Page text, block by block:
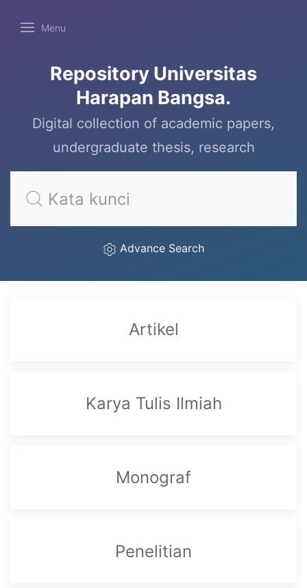
Menu
Repository Universitas
Harapan Bangsa.
Digital collection of academic papers,
undergraduate thesis, research
Advance Search
Artikel
Karya Tulis Ilmiah
Monograf
Penelitian